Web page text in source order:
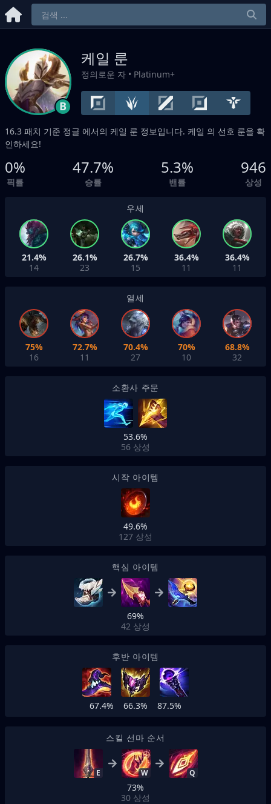
B
케일 룬
정의로운 자 • Platinum+
16.3 패치 기준 정글 에서의 케일 룬 정보입니다. 케일 의 선호 룬을 확
인하세요!
0%
픽률
47.7%
승률
5.3%
밴률
946
상성
우세
21.4%
14
26.1%
23
26.7%
15
36.4%
11
36.4%
11
열세
75%
16
72.7%
11
70.4%
27
70%
10
68.8%
32
소환사 주문
53.6%
56 상성
시작 아이템
49.6%
127 상성
핵심 아이템
69%
42 상성
후반 아이템
67.4% 66.3% 87.5%
스킬 선마 순서
E W Q
73%
30 상성